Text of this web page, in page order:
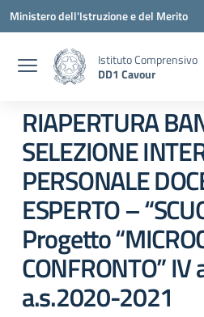
Vai ai contenuti
Vai al menu di navigazione
Vai al footer
Ministero dell'Istruzione e del Merito
Istituto Comprensivo
DD1 Cavour
RIAPERTURA
SELEZIONE
PERSONALE
ESPERTO –
Progetto
CONFRONTO”
a.s.2020-2021